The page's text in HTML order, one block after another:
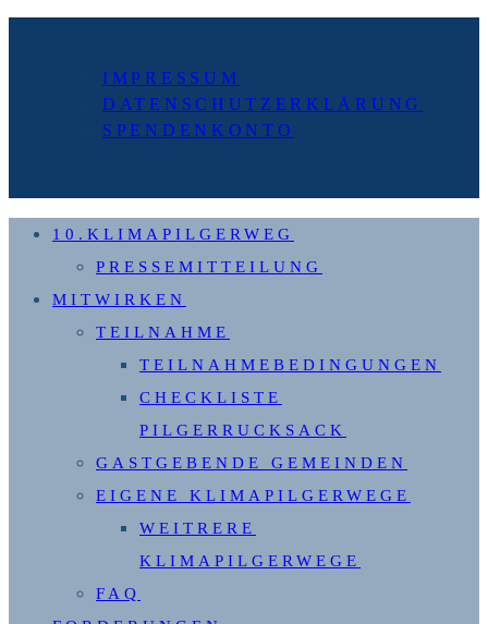
nächsten
IMPRESSUM
DATENSCHUTZERKLÄRUNG
SPENDENKONTO
10.KLIMAPILGERWEG
PRESSEMITTEILUNG
MITWIRKEN
TEILNAHME
TEILNAHMEBEDINGUNGEN
CHECKLISTE
PILGERRUCKSACK
GASTGEBENDE GEMEINDEN
EIGENE KLIMAPILGERWEGE
WEITRERE
KLIMAPILGERWEGE
FAQ